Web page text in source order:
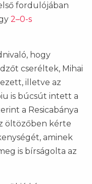
fordulójában
2–0-s
hogy
cseréltek, Mihai
illetve az
is búcsút intett a
a Resicabánya
öltözőben kérte
aminek
is bírságolta az